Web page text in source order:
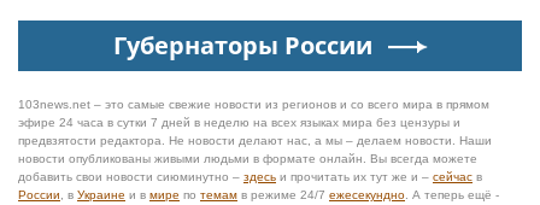
Губернаторы России
103news.net – это самые свежие новости из регионов и со всего мира в прямом
эфире 24 часа в сутки 7 дней в неделю на всех языках мира без цензуры и
предвзятости редактора. Не новости делают нас, а мы – делаем новости. Наши
новости опубликованы живыми людьми в формате онлайн. Вы всегда можете
добавить свои новости сиюминутно – здесь и прочитать их тут же и – сейчас в
России , в Украине и в мире по темам в режиме 24/7 ежесекундно . А теперь ещё -